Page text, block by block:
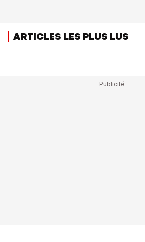
ARTICLES LES PLUS LUS